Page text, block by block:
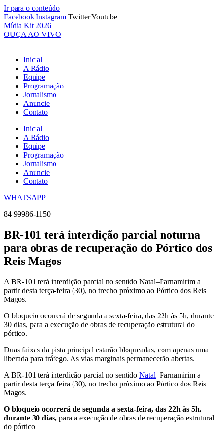
Ir para o conteúdo
Facebook Instagram TwitterYoutube
Mídia Kit 2026
OUÇA AO VIVO
Inicial
A Rádio
Equipe
Programação
Jornalismo
Anuncie
Contato
Inicial
A Rádio
Equipe
Programação
Jornalismo
Anuncie
Contato
WHATSAPP
84 99986-1150
BR-101 terá interdição parcial noturna
para obras de recuperação do Pórtico dos
Reis Magos
A BR-101 terá interdição parcial no sentido Natal–Parnamirim a
partir desta terça-feira (30), no trecho próximo ao Pórtico dos Reis
Magos.
O bloqueio ocorrerá de segunda a sexta-feira, das 22h às 5h, durante
30 dias, para a execução de obras de recuperação estrutural do
pórtico.
Duas faixas da pista principal estarão bloqueadas, com apenas uma
liberada para tráfego. As vias marginais permanecerão abertas.
A BR-101 terá interdição parcial no sentido Natal–Parnamirim a
partir desta terça-feira (30), no trecho próximo ao Pórtico dos Reis
Magos.
O bloqueio ocorrerá de segunda a sexta-feira, das 22h às 5h,
durante 30 dias, para a execução de obras de recuperação estrutural
do pórtico.